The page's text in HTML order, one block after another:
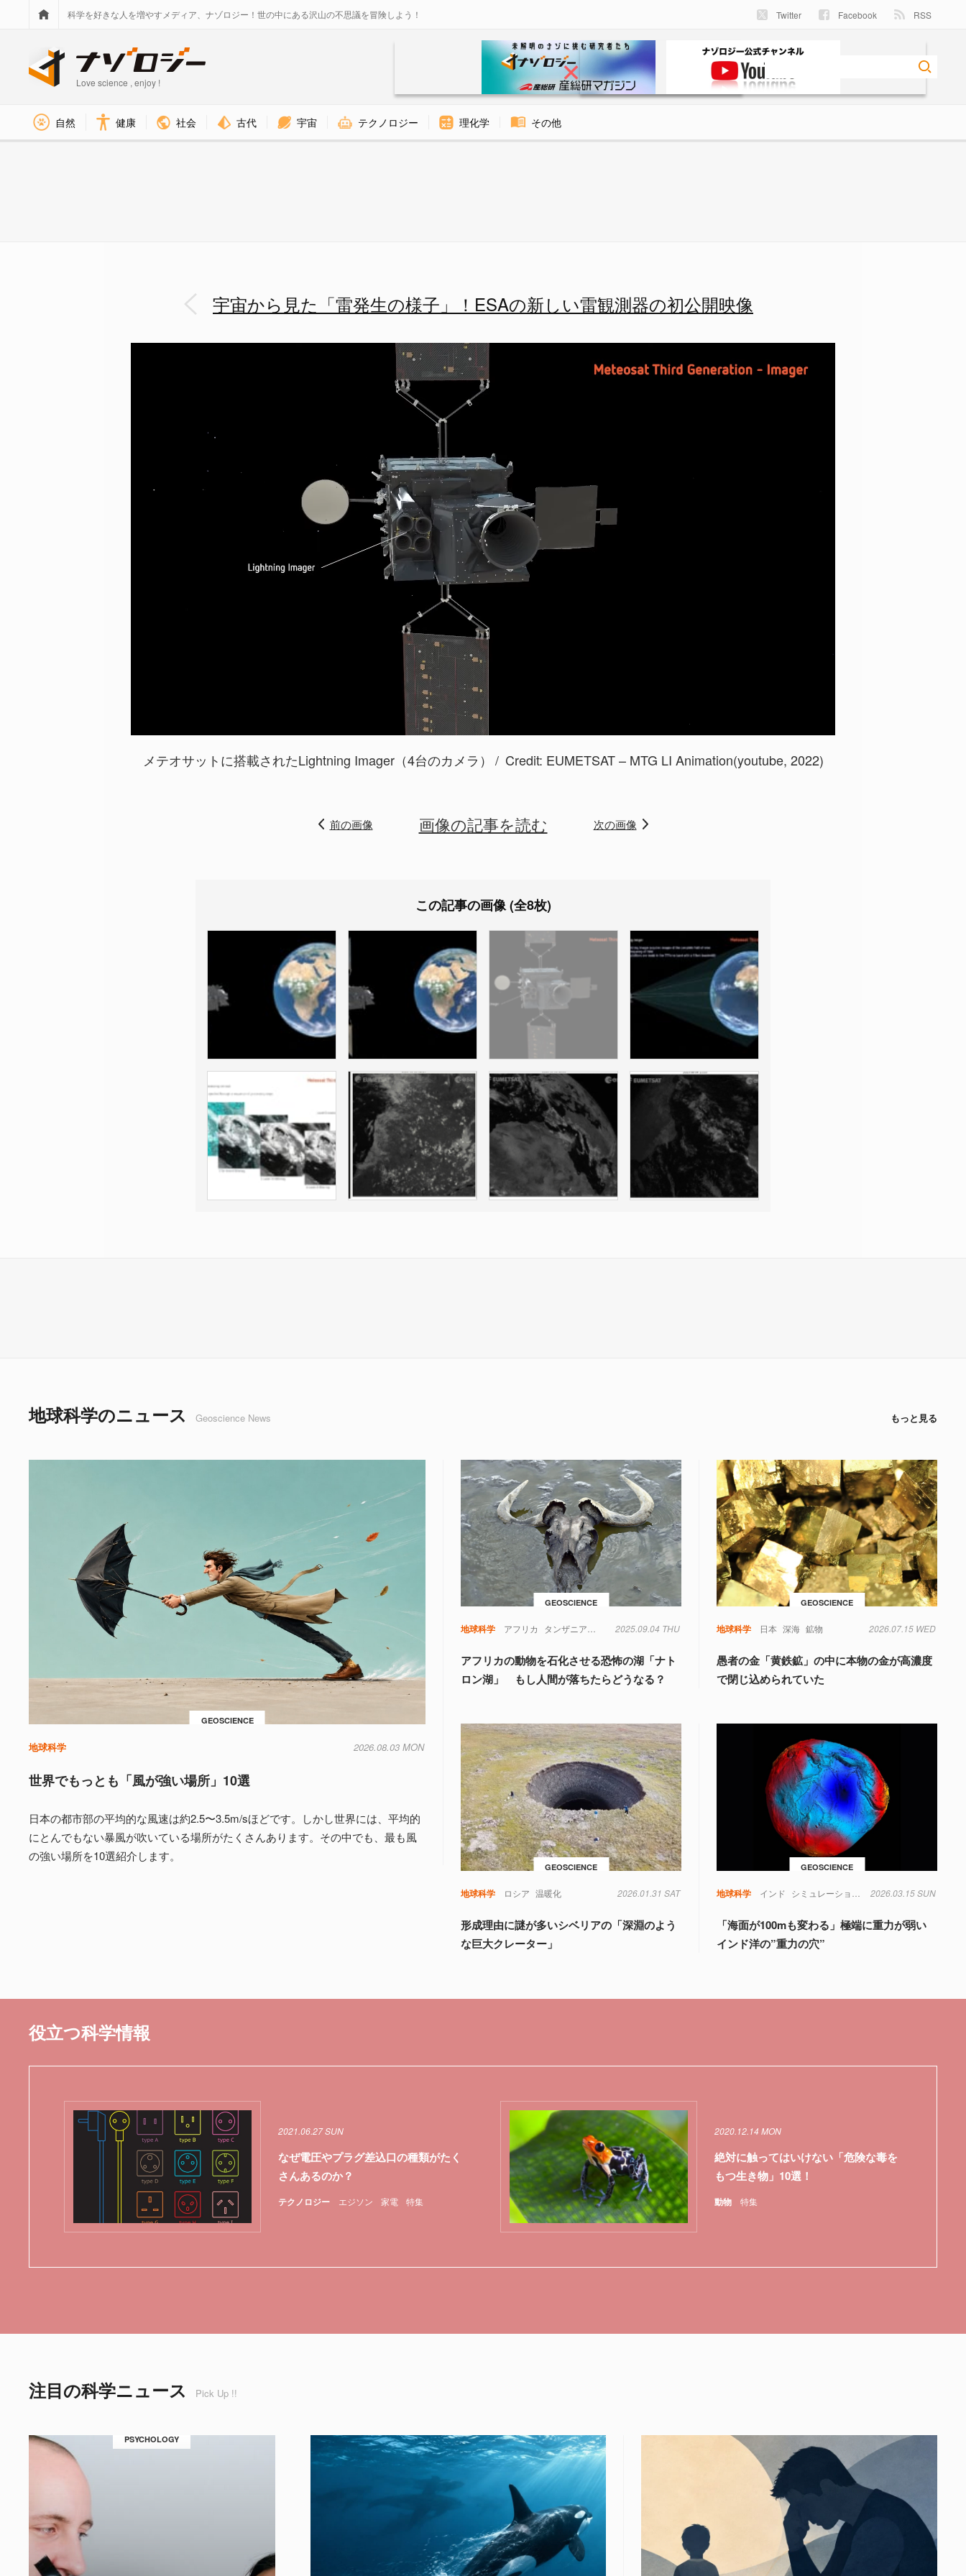
科学を好きな人を増やすメディア、ナゾロジー！世の中にある沢山の不思議を冒険しよう！ Twitter Facebook RSS
Love science , enjoy !
自然 健康 社会 古代 宇宙 テクノロジー 理化学 その他
宇宙から見た「雷発生の様子」！ESAの新しい雷観測器の初公開映像
メテオサットに搭載されたLightning Imager（4台のカメラ） Credit: EUMETSAT – MTG LI Animation(youtube, 2022)
前の画像 画像の記事を読む 次の画像
この記事の画像 (全8枚)
地球科学のニュース Geoscience News もっと見る
GEOSCIENCE
地球科学 2026.08.03 MON
世界でもっとも「風が強い場所」10選
日本の都市部の平均的な風速は約2.5〜3.5m/sほどです。しかし世界には、平均的
にとんでもない暴風が吹いている場所がたくさんあります。その中でも、最も風
の強い場所を10選紹介します。
GEOSCIENCE
地球科学 アフリカ タンザニア 地球科学 鳥類
2025.09.04 THU
アフリカの動物を石化させる恐怖の湖「ナト
ロン湖」 もし人間が落ちたらどうなる？
GEOSCIENCE
地球科学 日本 深海 鉱物 2026.07.15 WED
愚者の金「黄鉄鉱」の中に本物の金が高濃度
で閉じ込められていた
GEOSCIENCE
地球科学 ロシア 温暖化 2026.01.31 SAT
形成理由に謎が多いシベリアの「深淵のよう
な巨大クレーター」
GEOSCIENCE
地球科学 インド シミュレーション 地球 物理学 重力
2026.03.15 SUN
「海面が100mも変わる」極端に重力が弱い
インド洋の”重力の穴”
役立つ科学情報
テクノロジー エジソン 家電 特集
2021.06.27 SUN
なぜ電圧やプラグ差込口の種類がたく
さんあるのか？
動物 特集
2020.12.14 MON
絶対に触ってはいけない「危険な毒を
もつ生き物」10選！
注目の科学ニュース Pick Up !!
PSYCHOLOGY